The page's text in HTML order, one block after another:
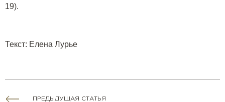
19).
Текст: Елена Лурье
ПРЕДЫДУЩАЯ СТАТЬЯ